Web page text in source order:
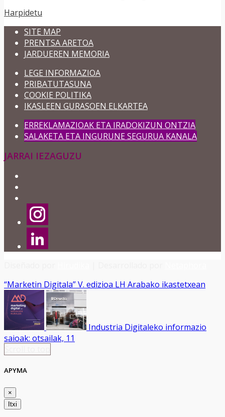
Harpidetu
SITE MAP
PRENTSA ARETOA
JARDUEREN MEMORIA
LEGE INFORMAZIOA
PRIBATUTASUNA
COOKIE POLITIKA
IKASLEEN GURASOEN ELKARTEA
ERREKLAMAZIOAK ETA IRADOKIZUN ONTZIA
SALAKETA ETA INGURUNE SEGURUA KANALA
JARRAI IEZAGUZU
“Marketin Digitala” V. edizioa LH Arabako ikastetxean
Industria Digitaleko informazio
saioak: otsailak, 11
APYMA
×
Itxi